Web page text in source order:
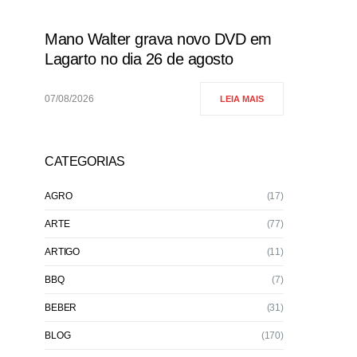
Mano Walter grava novo DVD em
Lagarto no dia 26 de agosto
07/08/2026 LEIA MAIS
CATEGORIAS
AGRO (17)
ARTE (77)
ARTIGO (11)
BBQ (7)
BEBER (31)
BLOG (170)